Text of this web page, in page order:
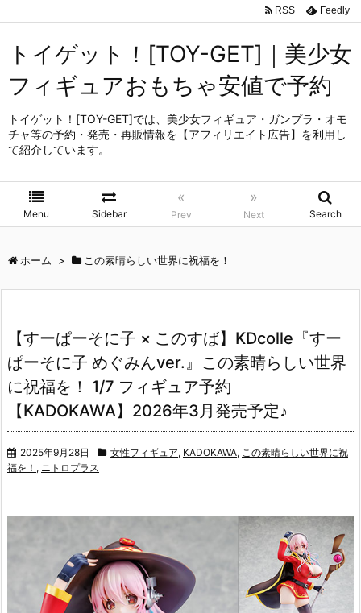
トイゲット！[TOY-GET]｜美少女
フィギュアおもちゃ安値で予約
トイゲット！[TOY-GET]では、美少女フィギュア・ガンプラ・オモ
チャ等の予約・発売・再販情報を【アフィリエイト広告】を利用し
て紹介しています。
Menu Sidebar
«
Prev
»
Next Search
RSS Feedly
ホーム > この素晴らしい世界に祝福を！
【すーぱーそに子 × このすば】KDcolle『すー
ぱーそに子 めぐみんver.』この素晴らしい世界
に祝福を！ 1/7 フィギュア予約
【KADOKAWA】2026年3月発売予定♪
2025年9月28日 女性フィギュア, KADOKAWA, この素晴らしい世界に祝
福を！ , ニトロプラス